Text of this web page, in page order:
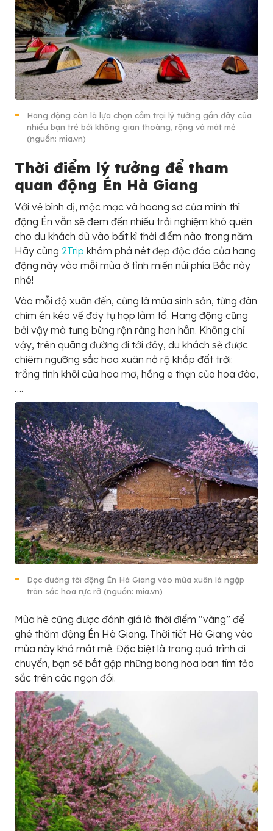
Hang động còn là lựa chọn cắm trại lý tưởng gần đây của
nhiều bạn trẻ bởi không gian thoáng, rộng và mát mẻ
(nguồn: mia.vn)
Thời điểm lý tưởng để tham
quan động Én Hà Giang
Với vẻ bình dị, mộc mạc và hoang sơ của mình thì
động Én vẫn sẽ đem đến nhiều trải nghiệm khó quên
cho du khách dù vào bất kì thời điểm nào trong năm.
Hãy cùng 2Trip khám phá nét đẹp độc đáo của hang
động này vào mỗi mùa ở tỉnh miền núi phía Bắc này
nhé!
Vào mỗi độ xuân đến, cũng là mùa sinh sản, từng đàn
chim én kéo về đây tụ họp làm tổ. Hang động cũng
bởi vậy mà tưng bừng rộn ràng hơn hẳn. Không chỉ
vậy, trên quãng đường đi tới đây, du khách sẽ được
chiêm ngưỡng sắc hoa xuân nở rộ khắp đất trời:
trắng tinh khôi của hoa mơ, hồng e thẹn của hoa đào,
….
Dọc đường tới động Én Hà Giang vào mùa xuân là ngập
tràn sắc hoa rực rỡ (nguồn: mia.vn)
Mùa hè cũng được đánh giá là thời điểm “vàng” để
ghé thăm động Én Hà Giang. Thời tiết Hà Giang vào
mùa này khá mát mẻ. Đặc biệt là trong quá trình di
chuyển, bạn sẽ bắt gặp những bông hoa ban tím tỏa
sắc trên các ngọn đồi.